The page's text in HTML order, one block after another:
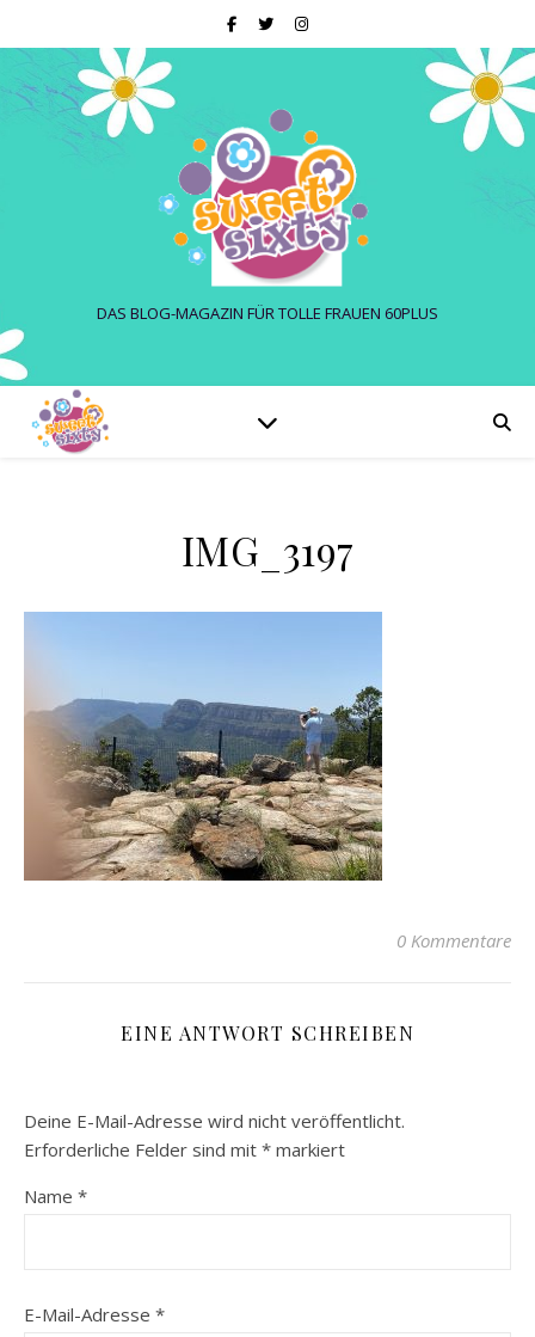
DAS BLOG-MAGAZIN FÜR TOLLE FRAUEN 60PLUS
IMG_3197
0 Kommentare
EINE ANTWORT SCHREIBEN
Deine E-Mail-Adresse wird nicht veröffentlicht.
Erforderliche Felder sind mit * markiert
Name *
E-Mail-Adresse *